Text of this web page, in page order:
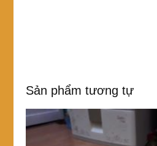
Sản phẩm tương tự